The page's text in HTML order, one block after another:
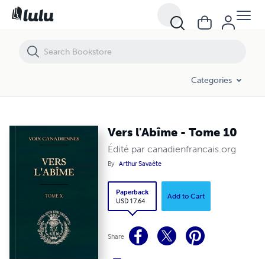
Categories
Vers l'Abîme - Tome 10
Édité par canadienfrancais.org
By Arthur Savaète
Paperback
USD 17.64
Add to Cart
Share
Vers l'Abîme - Tome 10